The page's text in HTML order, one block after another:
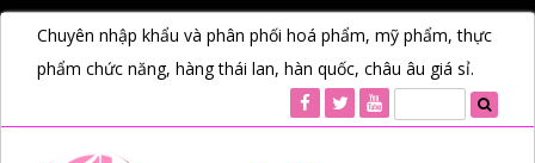
Chuyên nhập khẩu và phân phối hoá phẩm, mỹ phẩm, thực
phẩm chức năng, hàng thái lan, hàn quốc, châu âu giá sỉ.